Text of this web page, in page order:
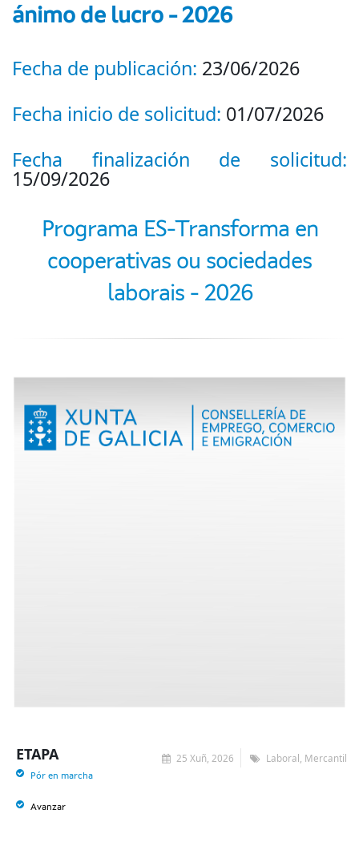
ánimo de lucro - 2026
Fecha de publicación: 23/06/2026
Fecha inicio de solicitud: 01/07/2026
Fecha finalización de solicitud:
15/09/2026
Programa ES-Transforma en
cooperativas ou sociedades
laborais - 2026
25 Xuñ, 2026 Laboral, Mercantil
ETAPA
Pór en marcha
Avanzar